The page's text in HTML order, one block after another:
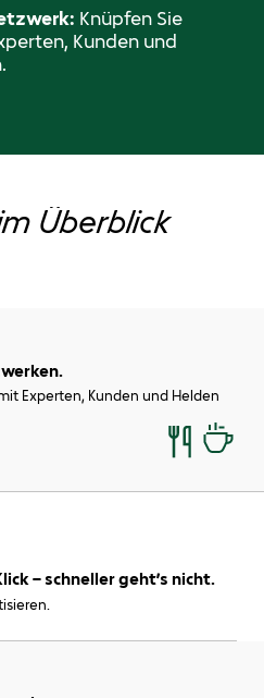
Knüpfen Sie
Kunden und
Überblick
Experten, Kunden und Helden
– schneller geht’s nicht.